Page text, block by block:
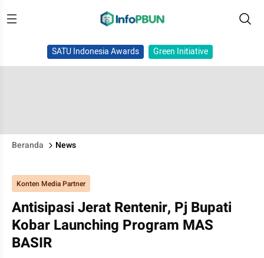
SATU Indonesia Awards Green Initiative
Beranda News
Konten Media Partner
Antisipasi Jerat Rentenir, Pj Bupati
Kobar Launching Program MAS
BASIR